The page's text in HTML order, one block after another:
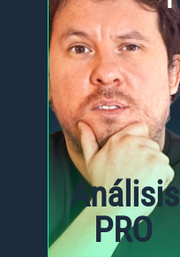
Análisis
PRO